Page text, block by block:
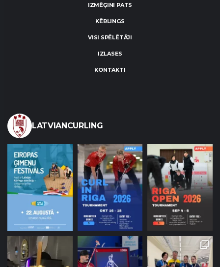
IZMĒĢINI PATS
KĒRLINGS
VISI SPĒLĒTĀJI
IZLASES
KONTAKTI
LATVIANCURLING